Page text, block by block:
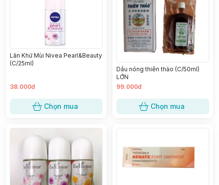
Lăn Khử Mùi Nivea Pearl&Beauty
(C/25ml)
38.000đ
Chọn mua
Dầu nóng thiên thảo (C/50ml)
LỚN
99.000đ
Chọn mua